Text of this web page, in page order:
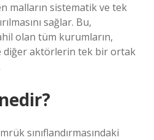
malların sistematik ve tek
sağlar. Bu,
olan tüm kurumların,
diğer aktörlerin tek bir ortak
sınıflandırmasındaki